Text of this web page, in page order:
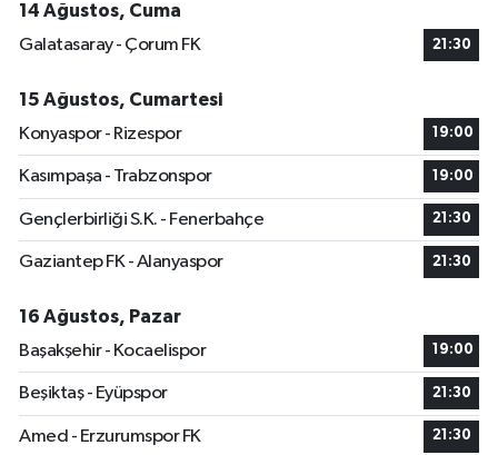
14 Ağustos, Cuma
Galatasaray - Çorum FK
21:30
15 Ağustos, Cumartesi
Konyaspor - Rizespor
19:00
Kasımpaşa - Trabzonspor 19:00
Gençlerbirliği S.K. - Fenerbahçe 21:30
Gaziantep FK - Alanyaspor 21:30
16 Ağustos, Pazar
Başakşehir - Kocaelispor
19:00
Beşiktaş - Eyüpspor 21:30
Amed - Erzurumspor FK 21:30